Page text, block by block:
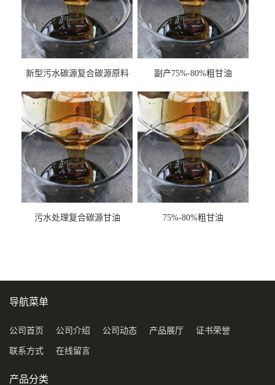
新型污水碳源复合碳源原料
副产75%-80%粗甘油
污水处理复合碳源甘油
75%-80%粗甘油
导航菜单
公司首页 公司介绍 公司动态 产品展厅 证书荣誉
联系方式 在线留言
产品分类